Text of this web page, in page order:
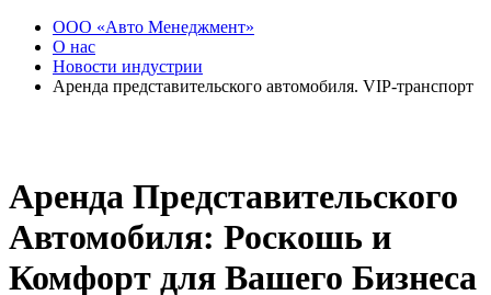
ООО «Авто Менеджмент»
О нас
Новости индустрии
Аренда представительского автомобиля. VIP-транспорт
Аренда Представительского
Автомобиля: Роскошь и
Комфорт для Вашего Бизнеса